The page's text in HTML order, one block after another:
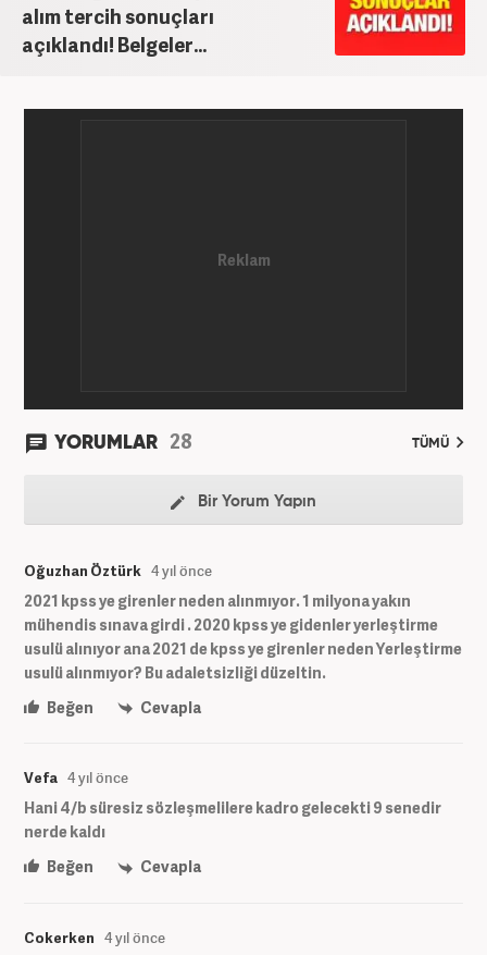
alım tercih sonuçları
açıklandı! Belgeler...
YORUMLAR 28 TÜMÜ
Bir Yorum Yapın
Oğuzhan Öztürk 4 yıl önce
2021 kpss ye girenler neden alınmıyor. 1 milyona yakın
mühendis sınava girdi . 2020 kpss ye gidenler yerleştirme
usulü alınıyor ana 2021 de kpss ye girenler neden Yerleştirme
usulü alınmıyor? Bu adaletsizliği düzeltin.
Beğen
Cevapla
Vefa 4 yıl önce
Hani 4/b süresiz sözleşmelilere kadro gelecekti 9 senedir
nerde kaldı
Beğen
Cevapla
Cokerken 4 yıl önce